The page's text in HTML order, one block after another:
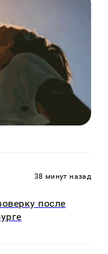
38 минут назад
после